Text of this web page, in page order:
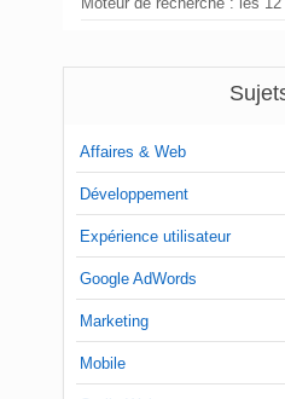
Affaires & Web
Développement
Expérience utilisateur
Google AdWords
Marketing
Mobile